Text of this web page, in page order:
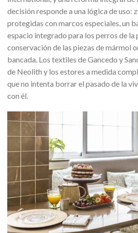
decisión responde a una lógica de uso:
protegidas con marcos especiales, un
espacio integrado para los perros de la
conservación de las piezas de mármol
bancada. Los textiles de Gancedo y
de Neolith y los estores a medida
que no intenta borrar el pasado de la
con él.